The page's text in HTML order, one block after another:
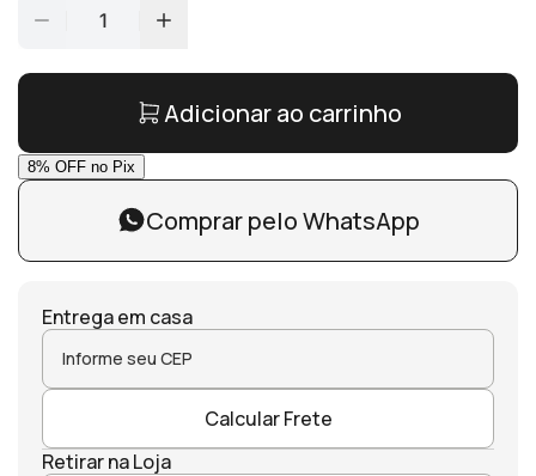
1
Adicionar ao carrinho
Comprar pelo WhatsApp
Entrega em casa
Calcular Frete
Retirar na Loja